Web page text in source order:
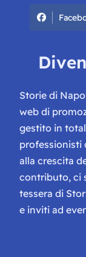
Storie di
web di
gestito in
professionisti
alla crescita
contributo, ci
tessera di
e inviti ad